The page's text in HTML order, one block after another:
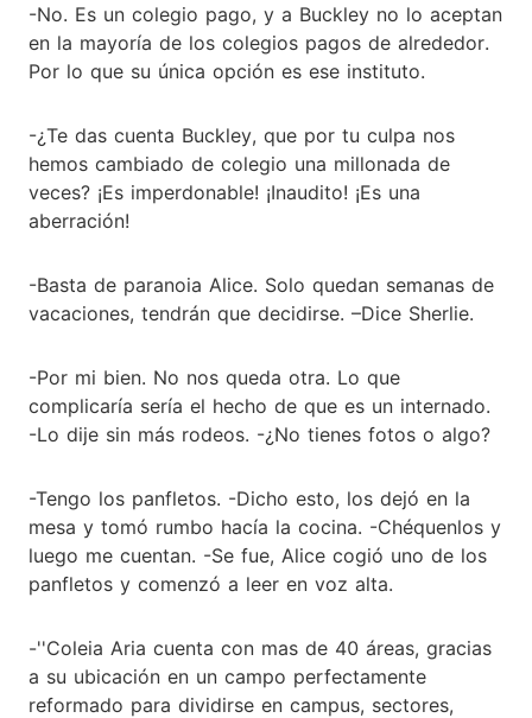
-No. Es un colegio pago, y a Buckley no lo aceptan
en la mayoría de los colegios pagos de alrededor.
Por lo que su única opción es ese instituto.
-¿Te das cuenta Buckley, que por tu culpa nos
hemos cambiado de colegio una millonada de
veces? ¡Es imperdonable! ¡Inaudito! ¡Es una
aberración!
-Basta de paranoia Alice. Solo quedan semanas de
vacaciones, tendrán que decidirse. –Dice Sherlie.
-Por mi bien. No nos queda otra. Lo que
complicaría sería el hecho de que es un internado.
-Lo dije sin más rodeos. -¿No tienes fotos o algo?
-Tengo los panfletos. -Dicho esto, los dejó en la
mesa y tomó rumbo hacía la cocina. -Chéquenlos y
luego me cuentan. -Se fue, Alice cogió uno de los
panfletos y comenzó a leer en voz alta.
-''Coleia Aria cuenta con mas de 40 áreas, gracias
a su ubicación en un campo perfectamente
reformado para dividirse en campus, sectores,